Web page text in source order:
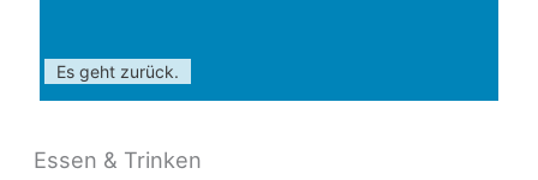
Es geht zurück.
Essen & Trinken